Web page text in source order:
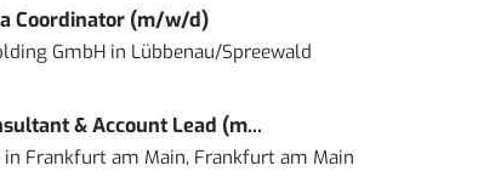
Coordinator (m/w/d)
GmbHin Lübbenau/Spreewald
& Account Lead (m...
in Frankfurt am Main, Frankfurt am Main